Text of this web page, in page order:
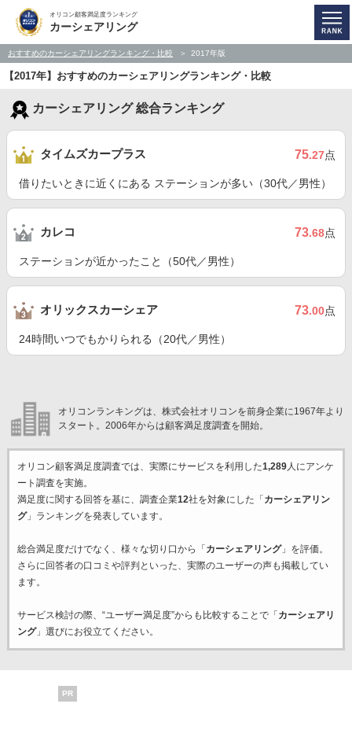
オリコン顧客満足度ランキング
カーシェアリング
おすすめのカーシェアリングランキング・比較 2017年版
【2017年】おすすめのカーシェアリングランキング・比較
カーシェアリング 総合ランキング
タイムズカープラス 75.27点
借りたいときに近くにある ステーションが多い（30代／男性）
カレコ 73.68点
ステーションが近かったこと（50代／男性）
オリックスカーシェア 73.00点
24時間いつでもかりられる（20代／男性）
オリコンランキングは、株式会社オリコンを前身企業に1967年より
スタート。2006年からは顧客満足度調査を開始。
オリコン顧客満足度調査では、実際にサービスを利用した1,289人にアンケ
ート調査を実施。
満足度に関する回答を基に、調査企業12社を対象にした「 カーシェアリン
グ」ランキングを発表しています。
総合満足度だけでなく、様々な切り口から「 カーシェアリング」を評価。
さらに回答者の口コミや評判といった、実際のユーザーの声も掲載してい
ます。
サービス検討の際、“ユーザー満足度”からも比較することで「 カーシェアリ
ング」選びにお役立てください。
PR